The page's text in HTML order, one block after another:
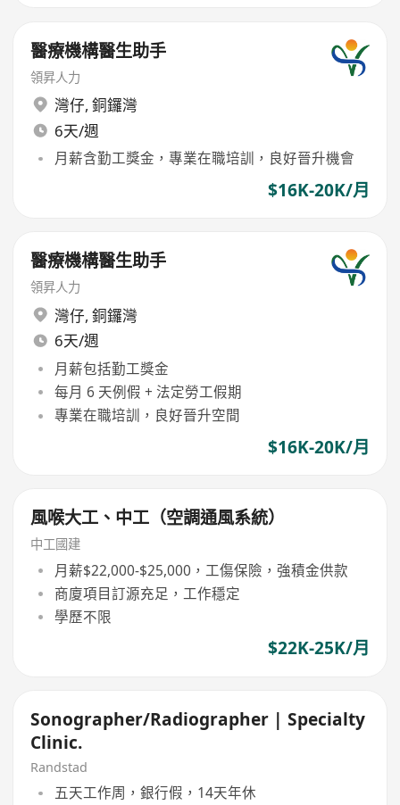
醫療機構醫生助手
領昇人力
灣仔, 銅鑼灣
6天/週
月薪含勤工獎金，專業在職培訓，良好晉升機會
$16K-20K/月
醫療機構醫生助手
領昇人力
灣仔, 銅鑼灣
6天/週
月薪包括勤工獎金
每月 6 天例假 + 法定勞工假期
專業在職培訓，良好晉升空間
$16K-20K/月
風喉大工、中工（空調通風系統）
中工國建
月薪$22,000-$25,000，工傷保險，強積金供款
商廈項目訂源充足，工作穩定
學歷不限
$22K-25K/月
Sonographer/Radiographer | Specialty
Clinic.
Randstad
五天工作周，銀行假，14天年休